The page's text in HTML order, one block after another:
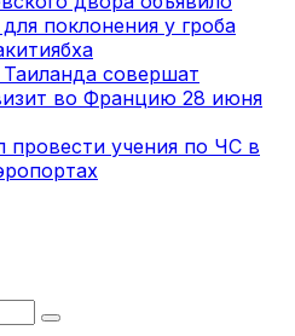
поклонения у гроба
совершат
во Францию 28 июня
провести учения по ЧС в
Search